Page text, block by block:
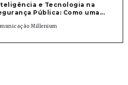
e Tecnologia na
Pública: Como uma...
Millenium